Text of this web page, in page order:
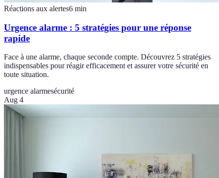
Réactions aux alertes6 min
Urgence alarme : 5 stratégies pour une réponse
rapide
Face à une alarme, chaque seconde compte. Découvrez 5 stratégies
indispensables pour réagir efficacement et assurer votre sécurité en
toute situation.
urgence alarmesécurité
Aug 4